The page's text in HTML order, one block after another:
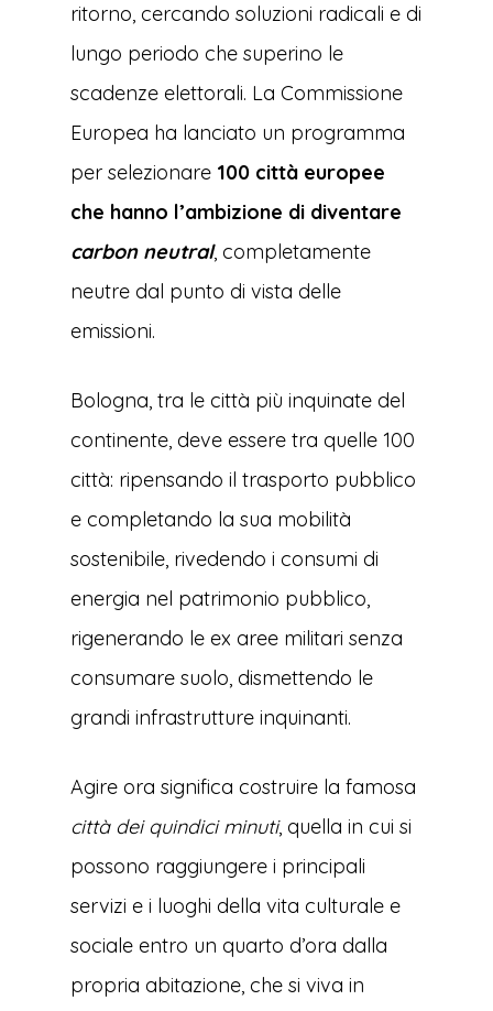
ritorno, cercando soluzioni radicali e di
lungo periodo che superino le
scadenze elettorali. La Commissione
Europea ha lanciato un programma
per selezionare 100 città europee
che hanno l’ambizione di diventare
carbon neutral, completamente
neutre dal punto di vista delle
emissioni.
Bologna, tra le città più inquinate del
continente, deve essere tra quelle 100
città: ripensando il trasporto pubblico
e completando la sua mobilità
sostenibile, rivedendo i consumi di
energia nel patrimonio pubblico,
rigenerando le ex aree militari senza
consumare suolo, dismettendo le
grandi infrastrutture inquinanti.
Agire ora significa costruire la famosa
città dei quindici minuti, quella in cui si
possono raggiungere i principali
servizi e i luoghi della vita culturale e
sociale entro un quarto d’ora dalla
propria abitazione, che si viva in